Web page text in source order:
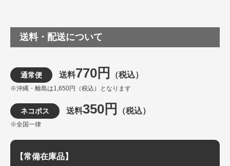
送料・配送について
通常便 送料770円 （税込）
※沖縄・離島は1,650円（税込）となります
ネコポス 送料350円 （税込）
※全国一律
【常備在庫品】